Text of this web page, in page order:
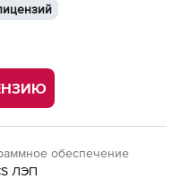
обеспечение
ЛЭП